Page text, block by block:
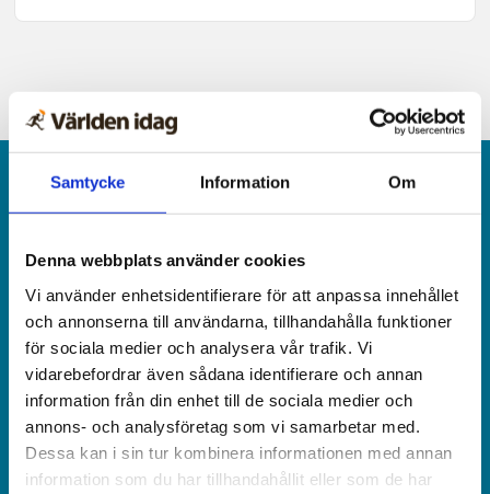
Samtycke Information Om
Denna webbplats använder cookies
Vi använder enhetsidentifierare för att anpassa innehållet
och annonserna till användarna, tillhandahålla funktioner
för sociala medier och analysera vår trafik. Vi
vidarebefordrar även sådana identifierare och annan
information från din enhet till de sociala medier och
annons- och analysföretag som vi samarbetar med.
Dessa kan i sin tur kombinera informationen med annan
information som du har tillhandahållit eller som de har
Världen idag är en rikstäckande
och obunden nyhets­­­tidning på kristen grund.
Ansvarig utgivare och chef­redaktör:
Jonas Adolfsson
© Världen idag AB